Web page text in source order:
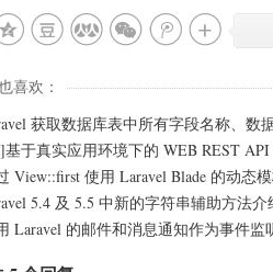
喜欢：
获取数据库表中所有字段名称、数
基于真实应用环境下的 WEB REST
View::first 使用 Laravel Blade 的动态
5.4 及 5.5 中新的字符串辅助方法介
Laravel 的邮件和消息通知作为事件监